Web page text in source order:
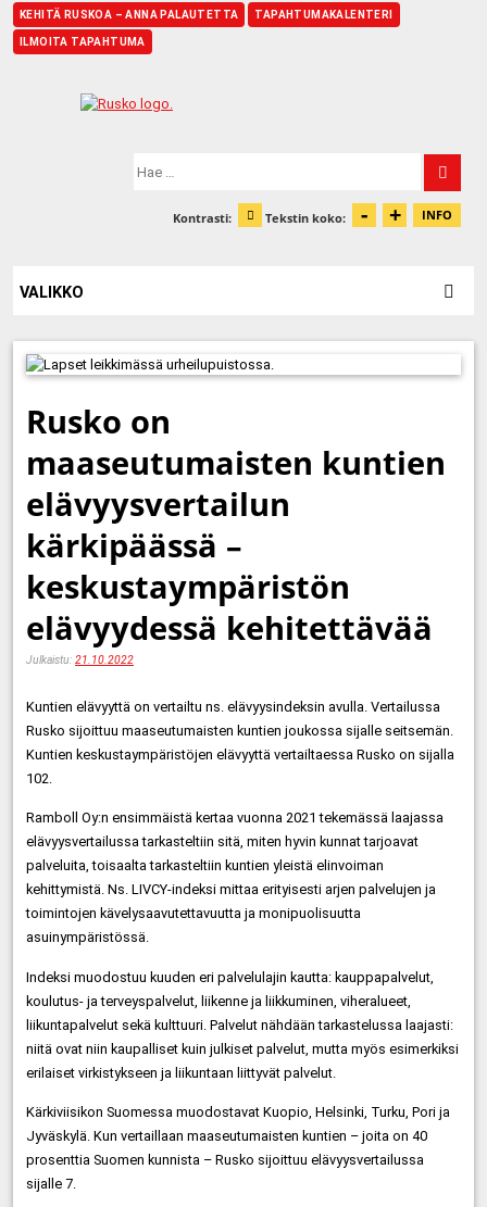
KEHITÄ RUSKOA – ANNA PALAUTETTA TAPAHTUMAKALENTERI
ILMOITA TAPAHTUMA
Hae:
Kontrasti: Muuta kontrastia
Tekstin koko: - + INFO
VALIKKO
Rusko on
maaseutumaisten kuntien
elävyysvertailun
kärkipäässä –
keskustaympäristön
elävyydessä kehitettävää
Julkaistu: 21.10.2022
Kuntien elävyyttä on vertailtu ns. elävyysindeksin avulla. Vertailussa
Rusko sijoittuu maaseutumaisten kuntien joukossa sijalle seitsemän.
Kuntien keskustaympäristöjen elävyyttä vertailtaessa Rusko on sijalla
102.
Ramboll Oy:n ensimmäistä kertaa vuonna 2021 tekemässä laajassa
elävyysvertailussa tarkasteltiin sitä, miten hyvin kunnat tarjoavat
palveluita, toisaalta tarkasteltiin kuntien yleistä elinvoiman
kehittymistä. Ns. LIVCY-indeksi mittaa erityisesti arjen palvelujen ja
toimintojen kävelysaavutettavuutta ja monipuolisuutta
asuinympäristössä.
Indeksi muodostuu kuuden eri palvelulajin kautta: kauppapalvelut,
koulutus- ja terveyspalvelut, liikenne ja liikkuminen, viheralueet,
liikuntapalvelut sekä kulttuuri. Palvelut nähdään tarkastelussa laajasti:
niitä ovat niin kaupalliset kuin julkiset palvelut, mutta myös esimerkiksi
erilaiset virkistykseen ja liikuntaan liittyvät palvelut.
Kärkiviisikon Suomessa muodostavat Kuopio, Helsinki, Turku, Pori ja
Jyväskylä. Kun vertaillaan maaseutumaisten kuntien – joita on 40
prosenttia Suomen kunnista – Rusko sijoittuu elävyysvertailussa
sijalle 7.